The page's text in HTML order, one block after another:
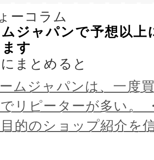
ーコラム
ジャパンで予想以上
す
まとめると
ームジャパンは、一度
リピーターが多い。
的のショップ紹介を